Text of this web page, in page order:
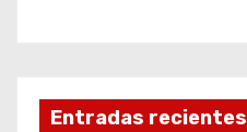
Entradas recientes